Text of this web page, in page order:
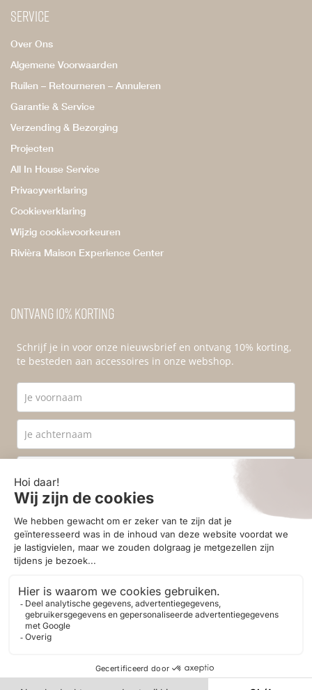
Service
Over Ons
Algemene Voorwaarden
Ruilen – Retourneren – Annuleren
Garantie & Service
Verzending & Bezorging
Projecten
All In House Service
Privacyverklaring
Cookieverklaring
Wijzig cookievoorkeuren
Rivièra Maison Experience Center
Ontvang 10% korting
Schrijf je in voor onze nieuwsbrief en ontvang 10% korting,
te besteden aan accessoires in onze webshop.
Ik ga akkoord met deprivacyvoorwaarden
Aanmelden
© 2026 - Homestore Bergen